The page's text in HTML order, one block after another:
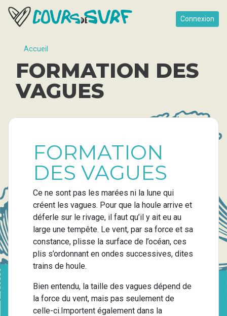
Connexion
Accueil
FORMATION DES
VAGUES
FORMATION
DES VAGUES
Ce ne sont pas les marées ni la lune qui
créent les vagues. Pour que la houle arrive et
déferle sur le rivage, il faut qu’il y ait eu au
large une tempête. Le vent, par sa force et sa
constance, plisse la surface de l’océan, ces
plis s’ordonnant en ondes successives, dites
trains de houle.
Bien entendu, la taille des vagues dépend de
la force du vent, mais pas seulement de
celle-ci.Importent également dans la